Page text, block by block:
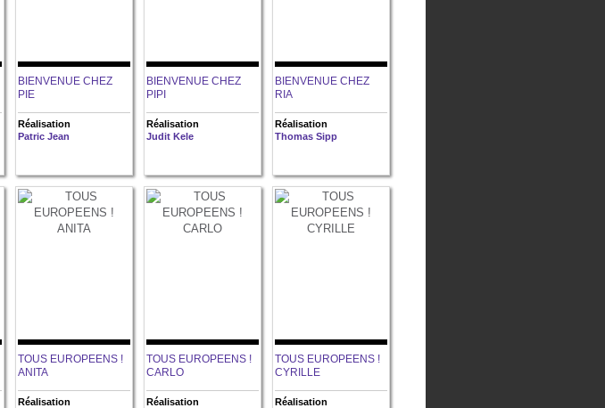
BIENVENUE CHEZ
PIE
Réalisation
Patric Jean
BIENVENUE CHEZ
PIPI
Réalisation
Judit Kele
BIENVENUE CHEZ
RIA
Réalisation
Thomas Sipp
TOUS EUROPEENS !
ANITA
Réalisation
TOUS EUROPEENS !
CARLO
Réalisation
TOUS EUROPEENS !
CYRILLE
Réalisation